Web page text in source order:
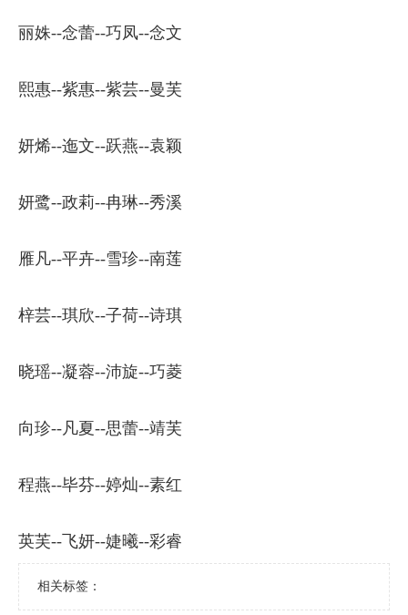
丽姝--念蕾--巧凤--念文
熙惠--紫惠--紫芸--曼芙
妍烯--迤文--跃燕--袁颖
妍鹭--政莉--冉琳--秀溪
雁凡--平卉--雪珍--南莲
梓芸--琪欣--子荷--诗琪
晓瑶--凝蓉--沛旋--巧菱
向珍--凡夏--思蕾--靖芙
程燕--毕芬--婷灿--素红
英芙--飞妍--婕曦--彩睿
相关标签：